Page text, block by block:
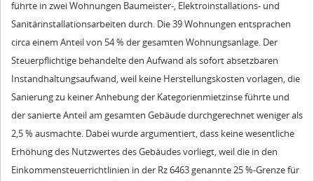
führte in zwei Wohnungen Baumeister-, Elektroinstallations- und
Sanitärinstallationsarbeiten durch. Die 39 Wohnungen entsprachen
circa einem Anteil von 54 % der gesamten Wohnungsanlage. Der
Steuerpflichtige behandelte den Aufwand als sofort absetzbaren
Instandhaltungsaufwand, weil keine Herstellungskosten vorlagen, die
Sanierung zu keiner Anhebung der Kategorienmietzinse führte und
der sanierte Anteil am gesamten Gebäude durchgerechnet weniger als
2,5 % ausmachte. Dabei wurde argumentiert, dass keine wesentliche
Erhöhung des Nutzwertes des Gebäudes vorliegt, weil die in den
Einkommensteuerrichtlinien in der Rz 6463 genannte 25 %-Grenze für